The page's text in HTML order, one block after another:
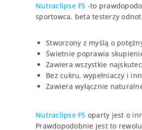
Nutraclipse F5 -to
sportowca. beta testerzy
Stworzony z myślą o
Świetnie poprawia
Zawiera wszystkie
Bez cukru, wypełniaczy i
Zawiera wyłącznie
Nutraclipse F5 oparty jest o
Prawdopodobnie jest to